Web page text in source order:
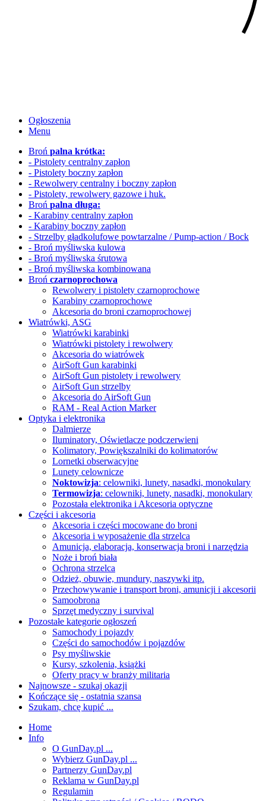
Ogłoszenia
Menu
Broń palna krótka:
- Pistolety centralny zapłon
- Pistolety boczny zapłon
- Rewolwery centralny i boczny zapłon
- Pistolety, rewolwery gazowe i huk.
Broń palna długa:
- Karabiny centralny zapłon
- Karabiny boczny zapłon
- Strzelby gładkolufowe powtarzalne / Pump-action / Bock
- Broń myśliwska kulowa
- Broń myśliwska śrutowa
- Broń myśliwska kombinowana
Broń czarnoprochowa
Rewolwery i pistolety czarnoprochowe
Karabiny czarnoprochowe
Akcesoria do broni czarnoprochowej
Wiatrówki, ASG
Wiatrówki karabinki
Wiatrówki pistolety i rewolwery
Akcesoria do wiatrówek
AirSoft Gun karabinki
AirSoft Gun pistolety i rewolwery
AirSoft Gun strzelby
Akcesoria do AirSoft Gun
RAM - Real Action Marker
Optyka i elektronika
Dalmierze
Iluminatory, Oświetlacze podczerwieni
Kolimatory, Powiększalniki do kolimatorów
Lornetki obserwacyjne
Lunety celownicze
Noktowizja: celowniki, lunety, nasadki, monokulary
Termowizja: celowniki, lunety, nasadki, monokulary
Pozostała elektronika i Akcesoria optyczne
Części i akcesoria
Akcesoria i części mocowane do broni
Akcesoria i wyposażenie dla strzelca
Amunicja, elaboracja, konserwacja broni i narzędzia
Noże i broń biała
Ochrona strzelca
Odzież, obuwie, mundury, naszywki itp.
Przechowywanie i transport broni, amunicji i akcesorii
Samoobrona
Sprzęt medyczny i survival
Pozostałe kategorie ogłoszeń
Samochody i pojazdy
Części do samochodów i pojazdów
Psy myśliwskie
Kursy, szkolenia, książki
Oferty pracy w branży militaria
Najnowsze - szukaj okazji
Kończące się - ostatnia szansa
Szukam, chcę kupić ...
Home
Info
O GunDay.pl ...
Wybierz GunDay.pl ...
Partnerzy GunDay.pl
Reklama w GunDay.pl
Regulamin